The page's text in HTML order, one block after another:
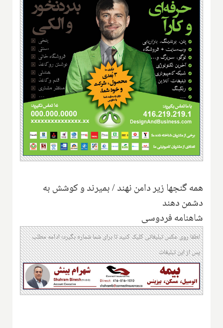
همه گنجها زیر دامن نهند / بمیرند و کوشش به
دشمن دهند
شاهنامه فردوسی
لطفا روی عکس تبلیغاتی کلیک کنید تا برای شما شماره بگیرد؛ ادامه مطلب
پس از این تبلیغات